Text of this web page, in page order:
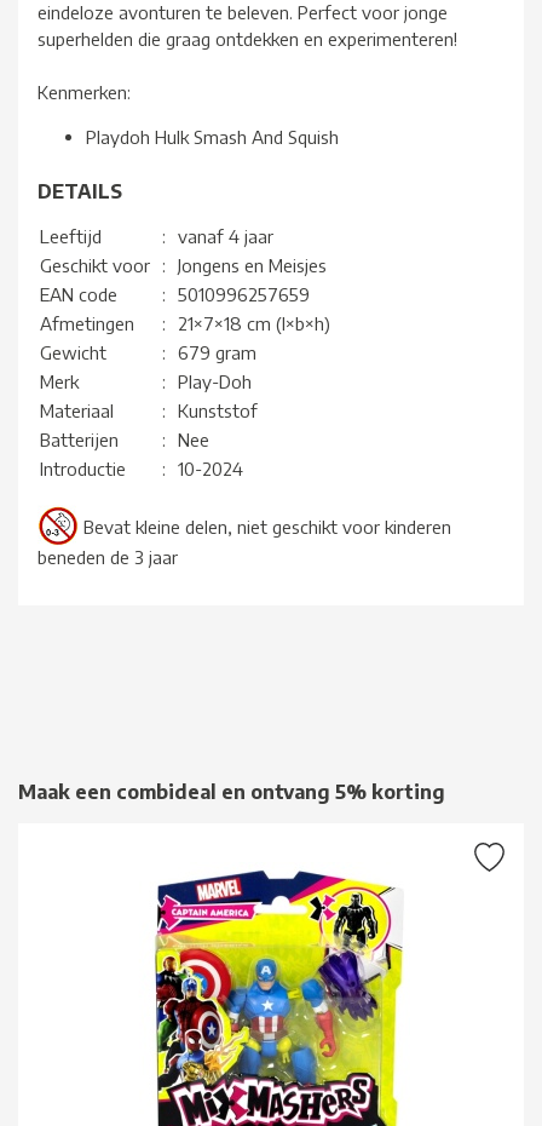
eindeloze avonturen te beleven. Perfect voor jonge
superhelden die graag ontdekken en experimenteren!
Kenmerken:
Playdoh Hulk Smash And Squish
DETAILS
Leeftijd :
vanaf 4 jaar
Geschikt voor
:
Jongens en Meisjes
EAN code
:
5010996257659
Afmetingen
:
21×7×18 cm (l×b×h)
Gewicht
:
679 gram
Merk
:
Play-Doh
Materiaal
:
Kunststof
Batterijen
:
Nee
Introductie
: 10-2024
Bevat kleine delen, niet geschikt voor kinderen
beneden de 3 jaar
Maak een combideal en ontvang 5% korting